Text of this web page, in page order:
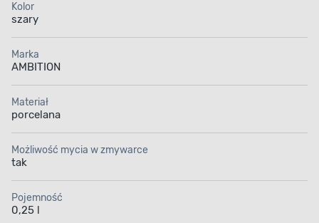
Kolor
szary
Marka
AMBITION
Materiał
porcelana
Możliwość mycia w zmywarce
tak
Pojemność
0,25 l